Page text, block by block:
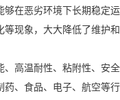
够在恶劣环境下长期稳定运
现象，大大降低了维护和
、高温耐性、粘附性、安全
药、食品、电子、航空等行